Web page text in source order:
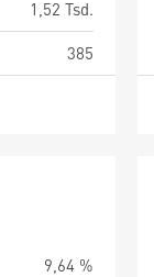
1,52 Tsd.
385
9,64 %